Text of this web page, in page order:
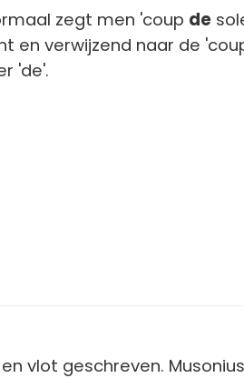
zegt men 'coup de
en verwijzend naar de
'de'.
vlot geschreven.